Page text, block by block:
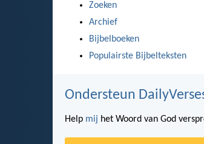
Zoeken
Archief
Bijbelboeken
Populairste Bijbelteksten
Ondersteun
Help mij het Woord van God